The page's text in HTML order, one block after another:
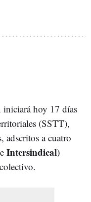
iniciará hoy 17 días
(SSTT),
adscritos a cuatro
e Intersindical)